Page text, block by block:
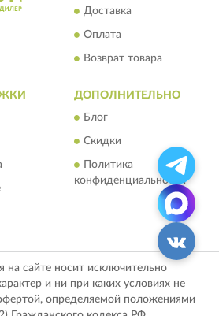
Доставка
Оплата
Возврат товара
ДОПОЛНИТЕЛЬНО
Блог
Скидки
Политика
конфиденциальности
на сайте носит исключительно
и ни при каких условиях не
определяемой положениями